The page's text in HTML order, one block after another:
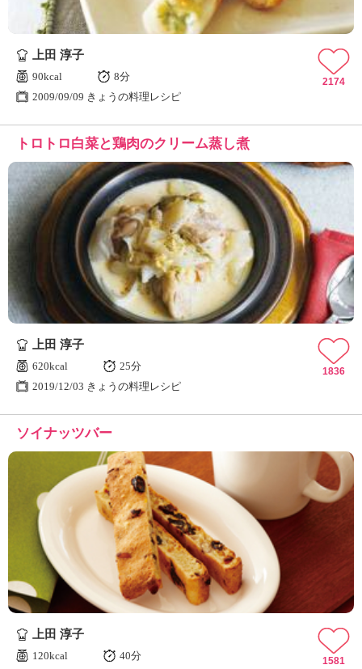
上田 淳子
90kcal
8分
2009/09/09 きょうの料理レシピ
2174
トロトロ白菜と鶏肉のクリーム蒸し煮
上田 淳子
620kcal
25分
2019/12/03 きょうの料理レシピ
1836
ソイナッツバー
上田 淳子
120kcal
40分
1581